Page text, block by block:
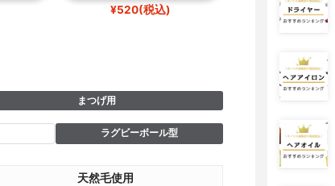
¥520(税込)
まつげ用
ラグビーボール型
天然毛使用